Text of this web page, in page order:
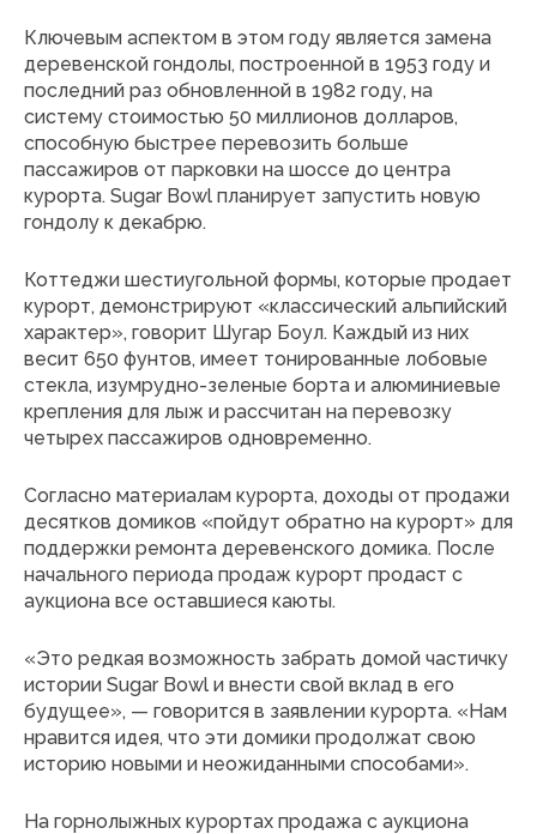
Ключевым аспектом в этом году является замена
деревенской гондолы, построенной в 1953 году и
последний раз обновленной в 1982 году, на
систему стоимостью 50 миллионов долларов,
способную быстрее перевозить больше
пассажиров от парковки на шоссе до центра
курорта. Sugar Bowl планирует запустить новую
гондолу к декабрю.
Коттеджи шестиугольной формы, которые продает
курорт, демонстрируют «классический альпийский
характер», говорит Шугар Боул. Каждый из них
весит 650 фунтов, имеет тонированные лобовые
стекла, изумрудно-зеленые борта и алюминиевые
крепления для лыж и рассчитан на перевозку
четырех пассажиров одновременно.
Согласно материалам курорта, доходы от продажи
десятков домиков «пойдут обратно на курорт» для
поддержки ремонта деревенского домика. После
начального периода продаж курорт продаст с
аукциона все оставшиеся каюты.
«Это редкая возможность забрать домой частичку
истории Sugar Bowl и внести свой вклад в его
будущее», — говорится в заявлении курорта. «Нам
нравится идея, что эти домики продолжат свою
историю новыми и неожиданными способами».
На горнолыжных курортах продажа с аукциона